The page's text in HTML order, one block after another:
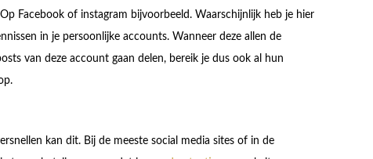
Facebook of instagram bijvoorbeeld. Waarschijnlijk heb je hier
in je persoonlijke accounts. Wanneer deze allen de
van deze account gaan delen, bereik je dus ook al hun
kan dit. Bij de meeste social media sites of in de